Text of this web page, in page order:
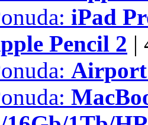
iPad
Pencil 2 |
Airport